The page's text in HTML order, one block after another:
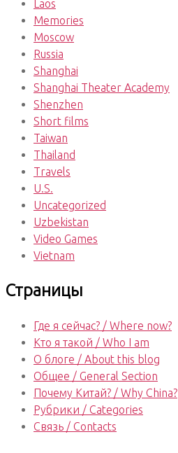
Laos
Memories
Moscow
Russia
Shanghai
Shanghai Theater Academy
Shenzhen
Short films
Taiwan
Thailand
Travels
U.S.
Uncategorized
Uzbekistan
Video Games
Vietnam
Страницы
Где я сейчас? / Where now?
Кто я такой / Who I am
О блоге / About this blog
Общее / General Section
Почему Китай? / Why China?
Рубрики / Categories
Связь / Contacts